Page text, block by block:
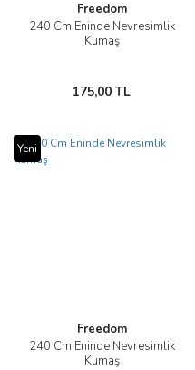
Freedom
240 Cm Eninde Nevresimlik
Kumaş
175,00 TL
Yeni
Freedom
240 Cm Eninde Nevresimlik
Kumaş